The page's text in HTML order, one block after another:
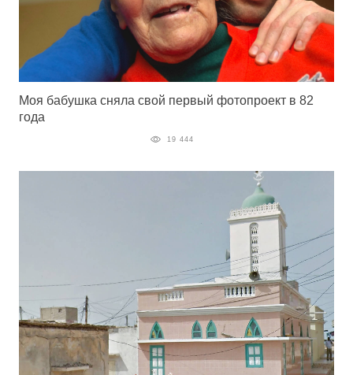
Моя бабушка сняла свой первый фотопроект в 82
года
19 444